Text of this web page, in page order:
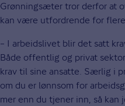
Grønningsæter tror derfor at
kan være utfordrende for
– I arbeidslivet blir det satt
Både offentlig og privat
krav til sine ansatte. Særlig i
om du er lønnsom for
mer enn du tjener inn, så kan